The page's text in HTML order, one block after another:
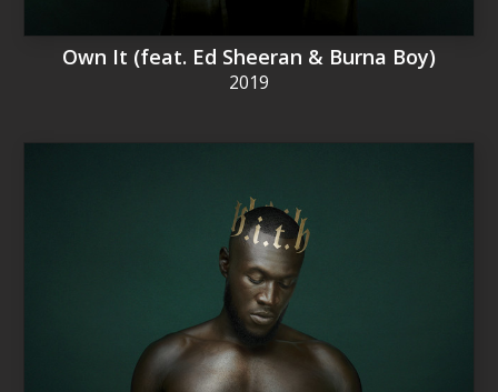
Own It (feat. Ed Sheeran & Burna Boy)
2019